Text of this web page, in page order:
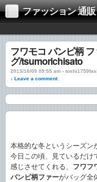
ファッション 通販 | 女性(女の子
フワモコ バンビ柄
グ/tsumorichisato
2013/10/09 09:55 am ›
↓ Leave a comment
本格的な冬というシーズン
今日この頃、見ているだけ
感じさせてくれる、 フワフ
バンビ柄ファーがバッグ全